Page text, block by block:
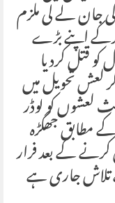
لے لی ملزم
اپنے بڑے
قتل کردیا
لعش تحویل میں
لعشوں کو لوڈر
مطابق جھگڑہ
کے بعد فرار
تلاش جاری ہے